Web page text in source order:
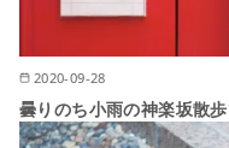
2020-09-28
曇りのち小雨の神楽坂散